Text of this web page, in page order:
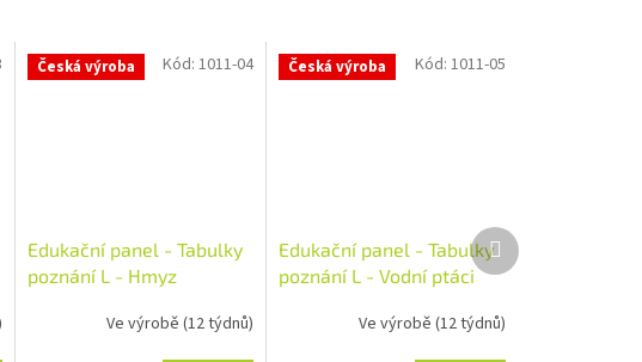
Česká výroba
Edukační panel - Tabulky
poznání L - Hmyz
Ve výrobě (12 týdnů)
Kód:1011-04 Česká výroba
Edukační panel - Tabulky
poznání L - Vodní ptáci
Ve výrobě (12 týdnů)
Kód: 1011-05
Další
produkt